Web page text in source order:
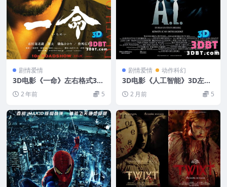
剧情爱情
3D电影《一命》左右格式3D
版 电影 网盘下载
2 年前 5
剧情爱情 动作科幻
3D电影《人工智能》3D左右
格式 高清网盘 下载 VR3D电
影左右
2 月前 5